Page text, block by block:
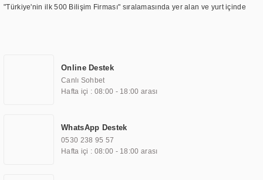
"Türkiye'nin ilk 500 Bilişim Firması" sıralamasında yer alan ve yurt içinde
TOCHI markası altında kendi ürettiği ürünlerde kullanmıştır. Günümüzde
TOCHI; videowall, digital signage, kiosk, totem, akıllı durak ekranı, araç içi
ekran, asansör ekranı, digital menüboard, marin ekran, medikal ekran,
ekranları, endüstriyel ekranlar, kapı önü bilgi ekranları, panel PC,
endüstriyel Panel PC, mini PC, endüstriyel mini PC ve akıllı bina sistemleri
gibi çözümleri 4.5" ile 110” boyutları arasında üretebilirken, ayrıca standart
Online Destek
Canlı Sohbet
Hafta içi : 08:00 - 18:00 arası
WhatsApp Destek
0530 238 95 57
Hafta içi : 08:00 - 18:00 arası